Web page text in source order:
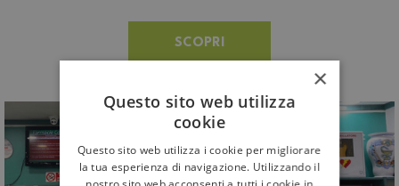
SCOPRI
×
Questo sito web utilizza
cookie
Questo sito web utilizza i cookie per migliorare
la tua esperienza di navigazione. Utilizzando il